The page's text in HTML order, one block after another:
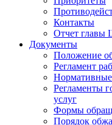
Контакты
Отчет главы
Документы
Положение
Регламент
Регламенты
услуг
Формы
Порядок